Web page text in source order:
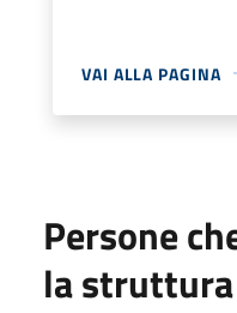
VAI ALLA PAGINA
Persone
la struttura